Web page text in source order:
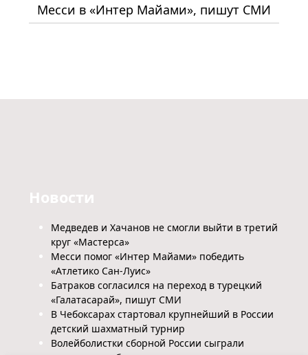
Месси в «Интер Майами», пишут СМИ
Новости
Медведев и Хачанов не смогли выйти в третий
круг «Мастерса»
Месси помог «Интер Майами» победить
«Атлетико Сан-Луис»
Батраков согласился на переход в турецкий
«Галатасарай», пишут СМИ
В Чебоксарах стартовал крупнейший в России
детский шахматный турнир
Волейболистки сборной России сыграли